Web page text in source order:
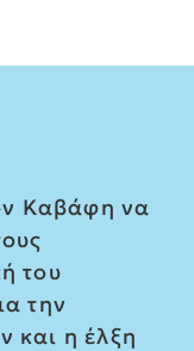
Καβάφη να
του
την
και η έλξη